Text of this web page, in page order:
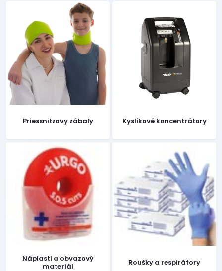
Priessnitzovy zábaly Kyslíkové koncentrátory
Náplasti a obvazový
materiál
Roušky a respirátory